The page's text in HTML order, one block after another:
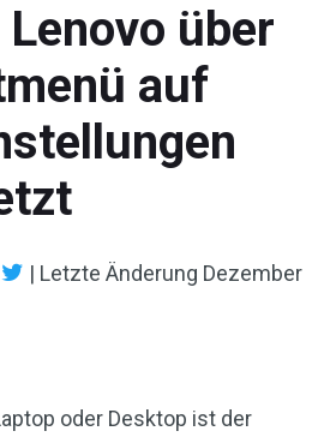
über
auf
| Letzte Änderung Dezember
oder Desktop ist der